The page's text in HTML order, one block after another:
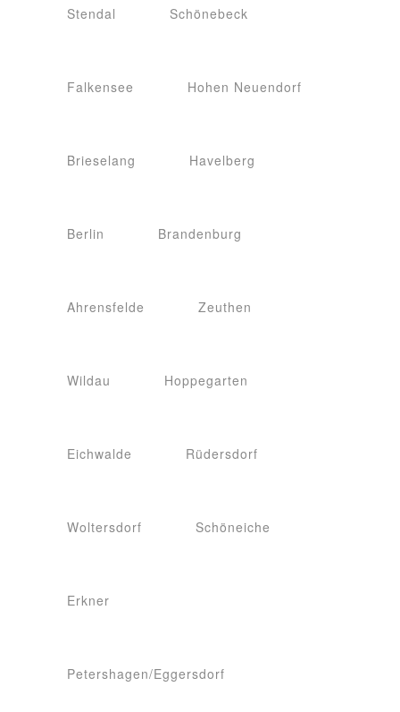
Stendal Schönebeck
Falkensee Hohen Neuendorf
Brieselang Havelberg
Berlin Brandenburg
Ahrensfelde Zeuthen
Wildau Hoppegarten
Eichwalde Rüdersdorf
Woltersdorf Schöneiche
Erkner
Petershagen/Eggersdorf